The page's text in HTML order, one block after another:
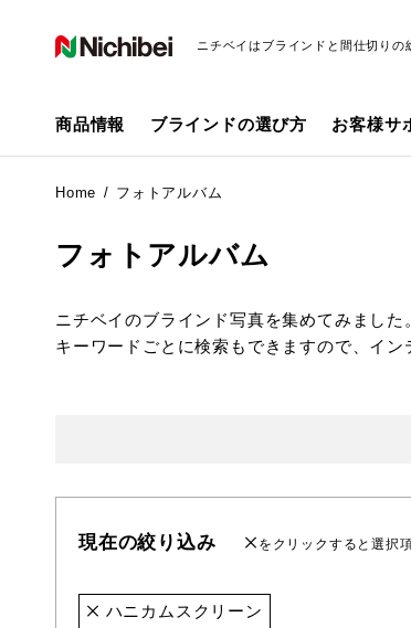
ニチベイはブラインドと間仕切りの
商品情報 ブラインドの選び方 お客様サ
Home フォトアルバム
フォトアルバム
ニチベイのブラインド写真を集めてみました
キーワードごとに検索もできますので、イン
現在の絞り込み をクリックすると選択
ハニカムスクリーン